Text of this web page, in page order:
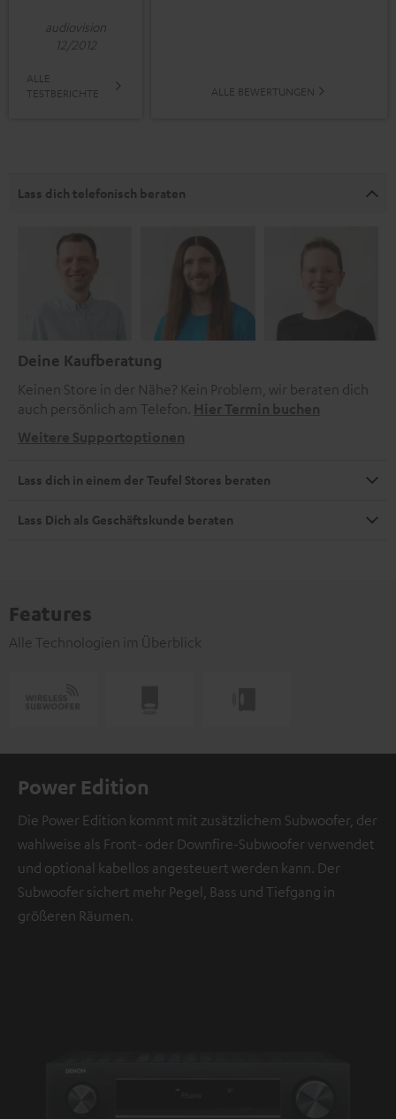
audiovision
12/2012
ALLE
TESTBERICHTE
ALLE BEWERTUNGEN
Lass dich telefonisch beraten
Deine Kaufberatung
Keinen Store in der Nähe? Kein Problem, wir beraten dich
auch persönlich am Telefon. Hier Termin buchen
Weitere Supportoptionen
Lass dich in einem der Teufel Stores beraten
Lass Dich als Geschäftskunde beraten
Features
Alle Technologien im Überblick
Power Edition
Die Power Edition kommt mit zusätzlichem Subwoofer, der
wahlweise als Front- oder Downfire-Subwoofer verwendet
und optional kabellos angesteuert werden kann. Der
Subwoofer sichert mehr Pegel, Bass und Tiefgang in
größeren Räumen.